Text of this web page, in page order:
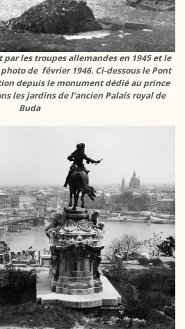
les troupes allemandes en 1945 et le
de février 1946. Ci-dessous le Pont
depuis le monument dédié au prince
les jardins de l’ancien Palais royal de
Buda